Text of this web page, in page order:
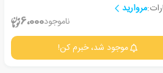
مروارید
ناموجود6،000
موجود شد، خبرم کن!